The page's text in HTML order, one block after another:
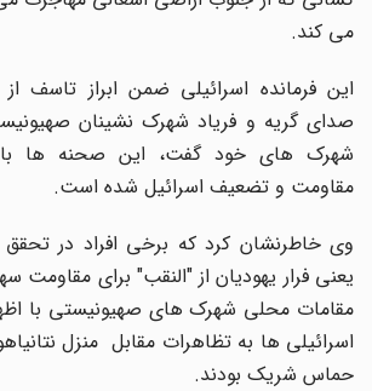
می کند.
این فرمانده اسرائیلی ضمن ابراز تاسف
صدای گریه و فریاد شهرک نشینان صهیونیست
شهرک های خود گفت، این صحنه ها
مقاومت و تضعیف اسرائیل شده است.
وی خاطرنشان کرد که برخی افراد در تحقق
یعنی فرار یهودیان از "النقب" برای مقاومت
مقامات محلی شهرک های صهیونیستی با
اسرائیلی ها به تظاهرات مقابل منزل
حماس شریک بودند.